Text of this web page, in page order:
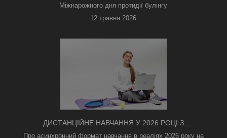
Міжнарожного дня протидії булінгу
12 травня 2026
ДИСТАНЦІЙНЕ НАВЧАННЯ У 2026 РОЦІ З
ТРИВОГАМИ ТА БЕЗ СВІТЛА: ЯК АСИНХРОННИЙ
Про асинхронний формат навчання в реаліях 2026 року на